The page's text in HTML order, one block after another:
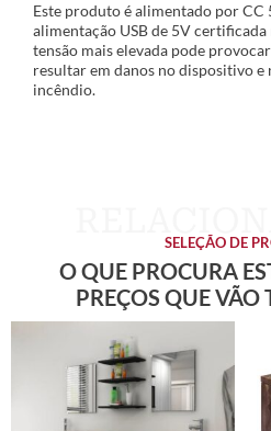
Este produto é alimentado por CC
alimentação USB de 5V
tensão mais elevada pode
resultar em danos no dispositivo
incêndio.
SELEÇÃO DE
O QUE PROCURA
PREÇOS QUE VÃO